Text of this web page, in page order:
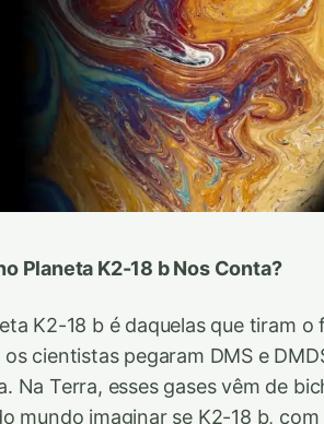
Planeta K2-18 b Nos Conta?
K2-18 b é daquelas que tiram
cientistas pegaram DMS e
Na Terra, esses gases vêm de
mundo imaginar se K2-18 b,